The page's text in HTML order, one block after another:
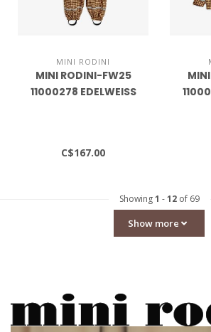
MINI RODINI
MINI RODINI-FW25
11000278 EDELWEISS
C$167.00
Showing1 -12of 69
Show more